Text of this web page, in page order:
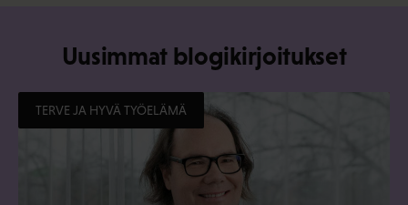
Uusimmat blogikirjoitukset
TERVE JA HYVÄ TYÖELÄMÄ